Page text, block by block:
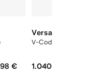
€
Versace
V-Code horloge 42
1.040 €